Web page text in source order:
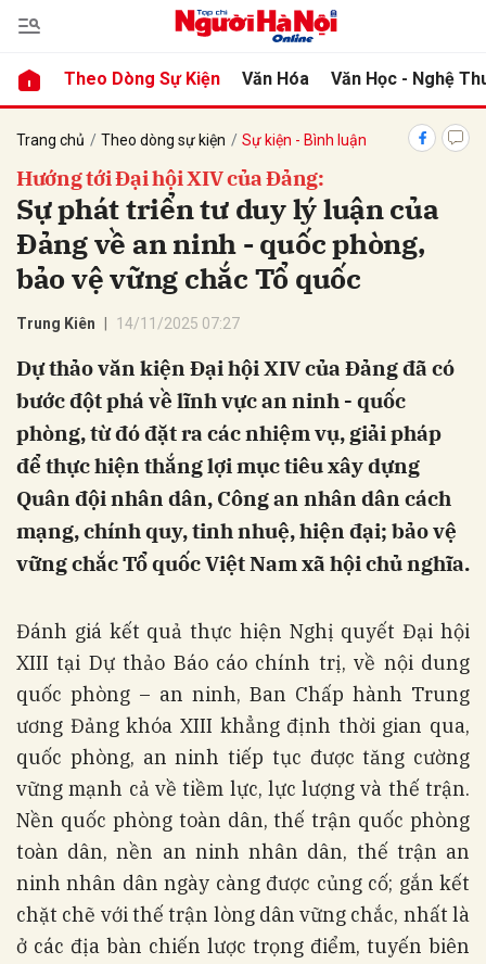
Theo Dòng Sự Kiện Văn Hóa Văn Học - Nghệ
Trang chủ Theo dòng sự kiện Sự kiện - Bình luận
Hướng tới Đại hội XIV của Đảng:
Sự phát triển tư duy lý luận của
Đảng về an ninh - quốc phòng,
bảo vệ vững chắc Tổ quốc
Trung Kiên 14/11/2025 07:27
Dự thảo văn kiện Đại hội XIV của Đảng đã có
bước đột phá về lĩnh vực an ninh - quốc
phòng, từ đó đặt ra các nhiệm vụ, giải pháp
để thực hiện thắng lợi mục tiêu xây dựng
Quân đội nhân dân, Công an nhân dân cách
mạng, chính quy, tinh nhuệ, hiện đại; bảo vệ
vững chắc Tổ quốc Việt Nam xã hội chủ nghĩa.
Đánh giá kết quả thực hiện Nghị quyết Đại hội
XIII tại Dự thảo Báo cáo chính trị, về nội dung
quốc phòng – an ninh, Ban Chấp hành Trung
ương Đảng khóa XIII khẳng định thời gian qua,
quốc phòng, an ninh tiếp tục được tăng cường
vững mạnh cả về tiềm lực, lực lượng và thế trận.
Nền quốc phòng toàn dân, thế trận quốc phòng
toàn dân, nền an ninh nhân dân, thế trận an
ninh nhân dân ngày càng được củng cố; gắn kết
chặt chẽ với thế trận lòng dân vững chắc, nhất là
ở các địa bàn chiến lược trọng điểm, tuyến biên
luận
Hủy